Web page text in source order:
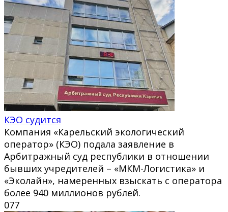
КЭО судится
Компания «Карельский экологический
оператор» (КЭО) подала заявление в
Арбитражный суд республики в отношении
бывших учредителей – «МКМ-Логистика» и
«Эколайн», намеренных взыскать с оператора
более 940 миллионов рублей.
077